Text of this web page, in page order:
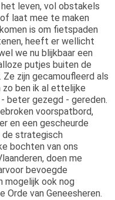
leven, vol obstakels
laat mee te maken
is om fietspaden
heeft er wellicht
we nu blijkbaar een
putjes buiten de
zijn gecamoufleerd als
zo ben ik al ettelijke
beter gezegd - gereden.
voorspatbord,
en een gescheurde
de strategisch
bochten van ons
doen me
bevoegde
mogelijk ook nog
van Geneesheren.